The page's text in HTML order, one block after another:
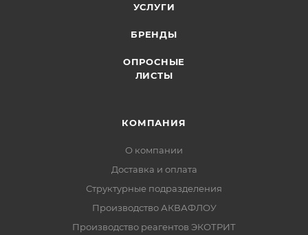
УСЛУГИ
БРЕНДЫ
ОПРОСНЫЕ
ЛИСТЫ
КОМПАНИЯ
О компании
Доставка и оплата
Структурные подразделения
Производство АКВАФЛОУ
Производство реагентов ЭКОТРИТ